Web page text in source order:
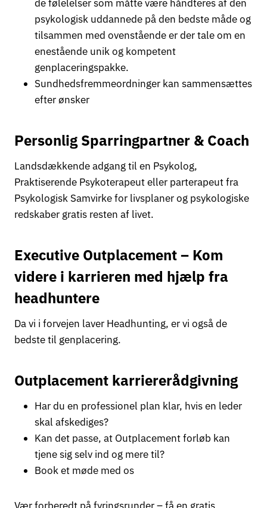
de følelelser som måtte være håndteres af den
psykologisk uddannede på den bedste måde og
tilsammen med ovenstående er der tale om en
enestående unik og kompetent
genplaceringspakke.
Sundhedsfremmeordninger kan sammensættes
efter ønsker
Personlig Sparringpartner & Coach
Landsdækkende adgang til en Psykolog,
Praktiserende Psykoterapeut eller parterapeut fra
Psykologisk Samvirke for livsplaner og psykologiske
redskaber gratis resten af livet.
Executive Outplacement – Kom
videre i karrieren med hjælp fra
headhuntere
Da vi i forvejen laver Headhunting, er vi også de
bedste til genplacering.
Outplacement karriererådgivning
Har du en professionel plan klar, hvis en leder
skal afskediges?
Kan det passe, at Outplacement forløb kan
tjene sig selv ind og mere til?
Book et møde med os